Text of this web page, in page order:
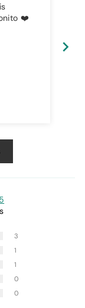
❤️
3
1
1
0
0